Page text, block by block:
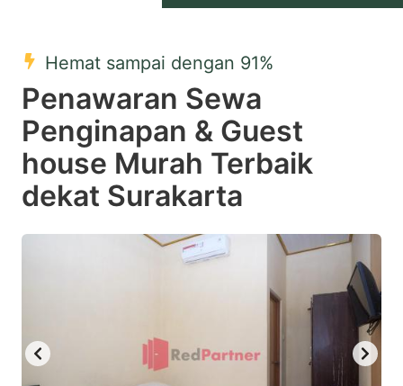
select
a
date.
Press
the
question
mark
keyboard
select
a
date.
Press
mark
keyboard
Hemat sampai dengan 91%
Penawaran Sewa
Penginapan & Guest
house Murah Terbaik
dekat Surakarta